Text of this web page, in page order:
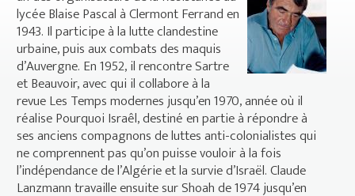
lycée Blaise Pascal à Clermont Ferrand en
1943. Il participe à la lutte clandestine
urbaine, puis aux combats des maquis
d’Auvergne. En 1952, il rencontre Sartre
et Beauvoir, avec qui il collabore à la
revue Les Temps modernes jusqu’en 1970, année où il
réalise Pourquoi Israêl, destiné en partie à répondre à
ses anciens compagnons de luttes anti-colonialistes qui
ne comprennent pas qu’on puisse vouloir à la fois
l’indépendance de l’Algérie et la survie d’Israël. Claude
Lanzmann travaille ensuite sur Shoah de 1974 jusqu’en